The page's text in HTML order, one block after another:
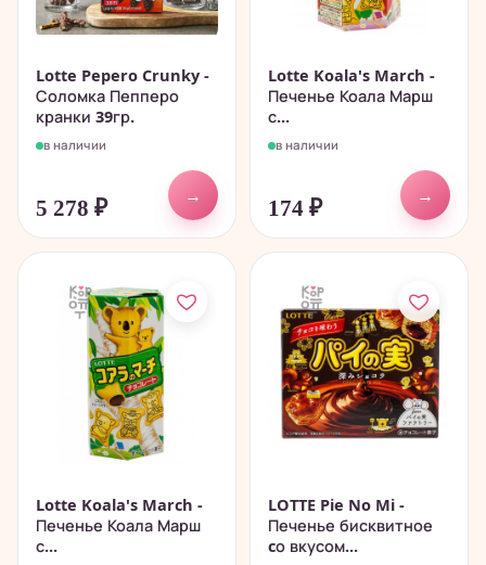
Lotte Pepero Crunky -
Соломка Пепперо
кранки 39гр.
в наличии
5 278 ₽
→
Lotte Koala's March -
Печенье Коала Марш
с...
в наличии
174 ₽
→
Lotte Koala's March -
Печенье Коала Марш
с...
LOTTE Pie No Mi -
Печенье бисквитное
cо вкусом...